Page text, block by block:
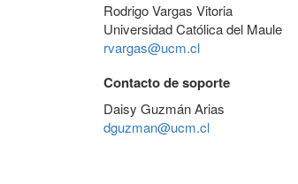
Rodrigo Vargas Vitoria
Universidad Católica del Maule
rvargas@ucm.cl
Contacto de soporte
Daisy Guzmán Arias
dguzman@ucm.cl